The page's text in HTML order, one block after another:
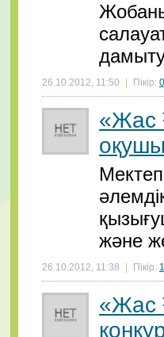
26.10.2012, 11:50 Пікір: 0
«Жас
және
26.10.2012, 11:38 Пікір: 1
«Жас